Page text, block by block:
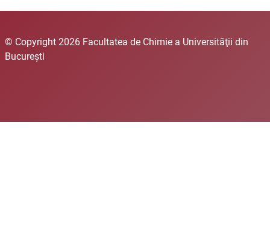
© Copyright 2026 Facultatea de Chimie a Universităţii din
Bucureşti